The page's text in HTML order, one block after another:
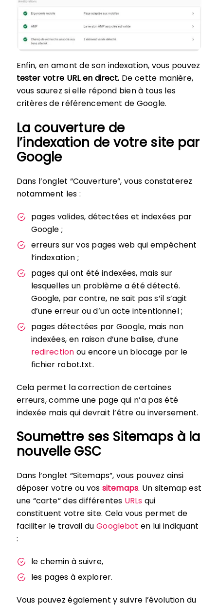
Enfin, en amont de son indexation, vous pouvez
tester votre URL en direct. De cette manière,
vous saurez si elle répond bien à tous les
critères de référencement de Google.
La couverture de
l’indexation de votre site par
Google
Dans l’onglet “Couverture”, vous constaterez
notamment les :
pages valides, détectées et indexées par
Google ;
erreurs sur vos pages web qui empêchent
l’indexation ;
pages qui ont été indexées, mais sur
lesquelles un problème a été détecté.
Google, par contre, ne sait pas s’il s’agit
d’une erreur ou d’un acte intentionnel ;
pages détectées par Google, mais non
indexées, en raison d’une balise, d’une
redirection ou encore un blocage par le
fichier robot.txt.
Cela permet la correction de certaines
erreurs, comme une page qui n’a pas été
indexée mais qui devrait l’être ou inversement.
Soumettre ses Sitemaps à la
nouvelle GSC
Dans l’onglet “Sitemaps”, vous pouvez ainsi
déposer votre ou vos sitemaps. Un sitemap est
une “carte” des différentes URLs qui
constituent votre site. Cela vous permet de
faciliter le travail duGooglebot en lui indiquant
:
le chemin à suivre,
les pages à explorer.
Vous pouvez également y suivre l’évolution du